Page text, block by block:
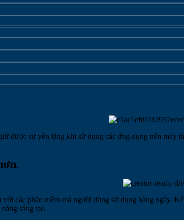
được sự yên lặng khi sử dụng các ứng dụng trên
.
các phần mềm mà người dùng sử dụng hàng ngày.
sáng tạo.